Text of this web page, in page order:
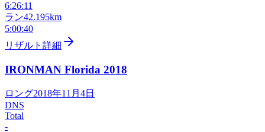
6:26:11
ラン42.195km
5:00:40
リザルト詳細
IRONMAN Florida 2018
ロング2018年11月4日
DNS
Total
-